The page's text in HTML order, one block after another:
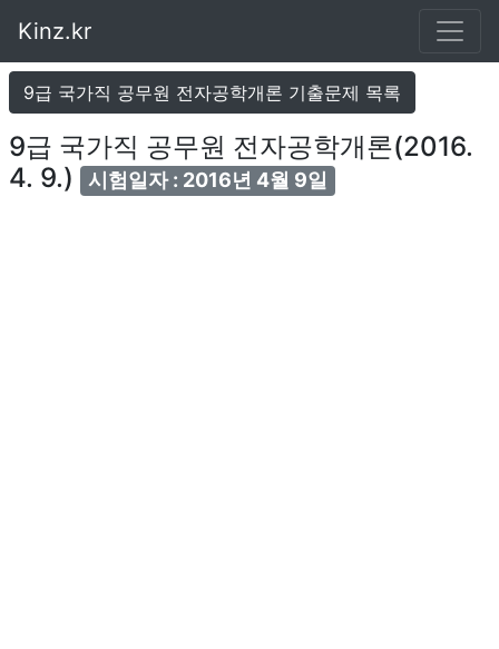
Kinz.kr
9급 국가직 공무원 전자공학개론 기출문제 목록
9급 국가직 공무원 전자공학개론(2016.
4. 9.)
시험일자 : 2016년 4월 9일